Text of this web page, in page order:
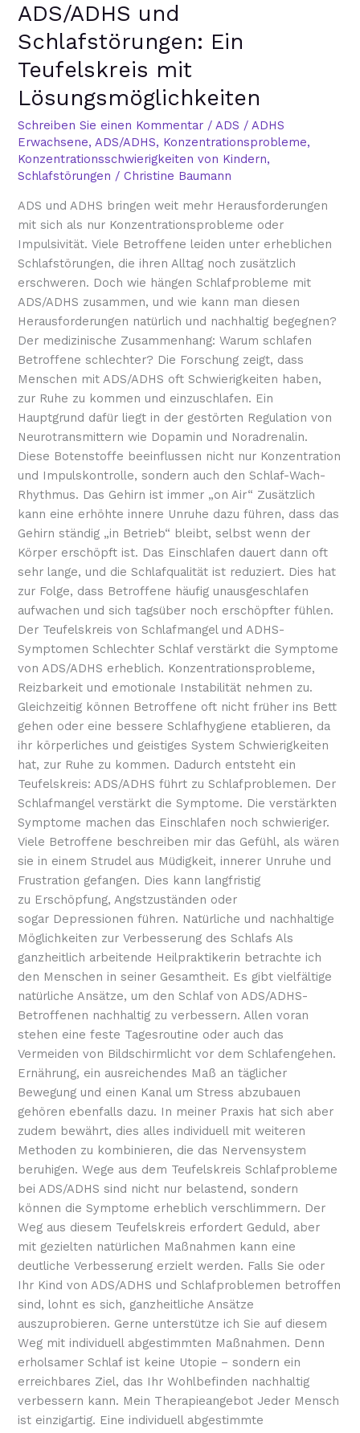
ADS/ADHS und
Schlafstörungen: Ein
Teufelskreis mit
Lösungsmöglichkeiten
Schreiben Sie einen Kommentar /ADS / ADHS
Erwachsene,ADS/ADHS, Konzentrationsprobleme,
Konzentrationsschwierigkeiten von Kindern,
Schlafstörungen /Christine Baumann
ADS und ADHS bringen weit mehr Herausforderungen
mit sich als nur Konzentrationsprobleme oder
Impulsivität. Viele Betroffene leiden unter erheblichen
Schlafstörungen, die ihren Alltag noch zusätzlich
erschweren. Doch wie hängen Schlafprobleme mit
ADS/ADHS zusammen, und wie kann man diesen
Herausforderungen natürlich und nachhaltig begegnen?
Der medizinische Zusammenhang: Warum schlafen
Betroffene schlechter? Die Forschung zeigt, dass
Menschen mit ADS/ADHS oft Schwierigkeiten haben,
zur Ruhe zu kommen und einzuschlafen. Ein
Hauptgrund dafür liegt in der gestörten Regulation von
Neurotransmittern wie Dopamin und Noradrenalin.
Diese Botenstoffe beeinflussen nicht nur Konzentration
und Impulskontrolle, sondern auch den Schlaf-Wach-
Rhythmus. Das Gehirn ist immer „on Air“ Zusätzlich
kann eine erhöhte innere Unruhe dazu führen, dass das
Gehirn ständig „in Betrieb“ bleibt, selbst wenn der
Körper erschöpft ist. Das Einschlafen dauert dann oft
sehr lange, und die Schlafqualität ist reduziert. Dies hat
zur Folge, dass Betroffene häufig unausgeschlafen
aufwachen und sich tagsüber noch erschöpfter fühlen.
Der Teufelskreis von Schlafmangel und ADHS-
Symptomen Schlechter Schlaf verstärkt die Symptome
von ADS/ADHS erheblich. Konzentrationsprobleme,
Reizbarkeit und emotionale Instabilität nehmen zu.
Gleichzeitig können Betroffene oft nicht früher ins Bett
gehen oder eine bessere Schlafhygiene etablieren, da
ihr körperliches und geistiges System Schwierigkeiten
hat, zur Ruhe zu kommen. Dadurch entsteht ein
Teufelskreis: ADS/ADHS führt zu Schlafproblemen. Der
Schlafmangel verstärkt die Symptome. Die verstärkten
Symptome machen das Einschlafen noch schwieriger.
Viele Betroffene beschreiben mir das Gefühl, als wären
sie in einem Strudel aus Müdigkeit, innerer Unruhe und
Frustration gefangen. Dies kann langfristig
zu Erschöpfung, Angstzuständen oder
sogar Depressionen führen. Natürliche und nachhaltige
Möglichkeiten zur Verbesserung des Schlafs Als
ganzheitlich arbeitende Heilpraktikerin betrachte ich
den Menschen in seiner Gesamtheit. Es gibt vielfältige
natürliche Ansätze, um den Schlaf von ADS/ADHS-
Betroffenen nachhaltig zu verbessern. Allen voran
stehen eine feste Tagesroutine oder auch das
Vermeiden von Bildschirmlicht vor dem Schlafengehen.
Ernährung, ein ausreichendes Maß an täglicher
Bewegung und einen Kanal um Stress abzubauen
gehören ebenfalls dazu. In meiner Praxis hat sich aber
zudem bewährt, dies alles individuell mit weiteren
Methoden zu kombinieren, die das Nervensystem
beruhigen. Wege aus dem Teufelskreis Schlafprobleme
bei ADS/ADHS sind nicht nur belastend, sondern
können die Symptome erheblich verschlimmern. Der
Weg aus diesem Teufelskreis erfordert Geduld, aber
mit gezielten natürlichen Maßnahmen kann eine
deutliche Verbesserung erzielt werden. Falls Sie oder
Ihr Kind von ADS/ADHS und Schlafproblemen betroffen
sind, lohnt es sich, ganzheitliche Ansätze
auszuprobieren. Gerne unterstütze ich Sie auf diesem
Weg mit individuell abgestimmten Maßnahmen. Denn
erholsamer Schlaf ist keine Utopie – sondern ein
erreichbares Ziel, das Ihr Wohlbefinden nachhaltig
verbessern kann. Mein Therapieangebot Jeder Mensch
ist einzigartig. Eine individuell abgestimmte
und
Schlafstörungen:
Ein
Teufelskreis
mit
Lösungsmöglichkeiten